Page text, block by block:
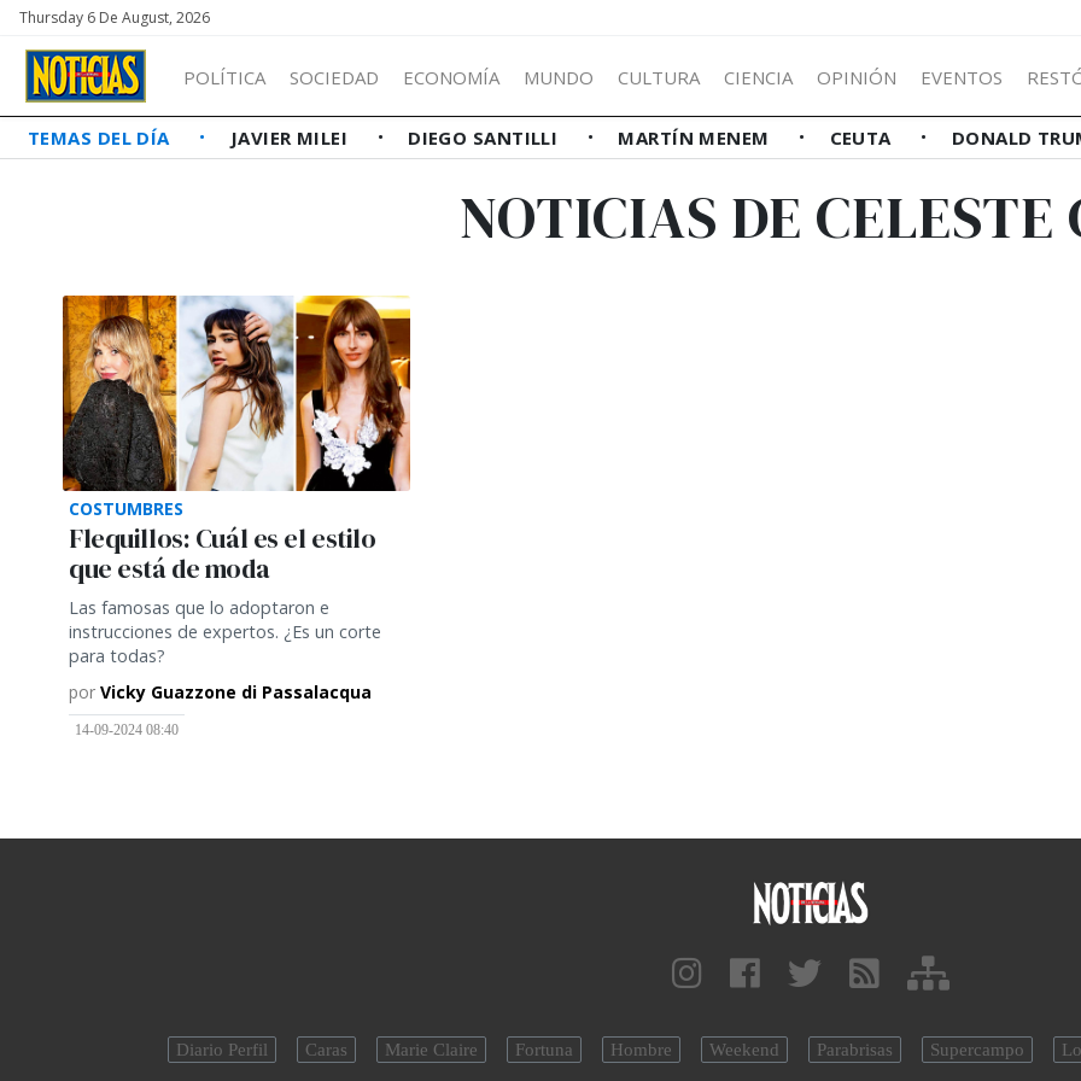
Thursday 6 De August, 2026
POLÍTICA SOCIEDAD ECONOMÍA MUNDO CULTURA CIENCIA OPINIÓN EVENTOS
TEMAS DEL DÍA JAVIER MILEI DIEGO SANTILLI MARTÍN MENEM CEUTA DONALD
NOTICIAS DE CELESTE
COSTUMBRES
Flequillos: Cuál es el estilo
que está de moda
Las famosas que lo adoptaron e
instrucciones de expertos. ¿Es un corte
para todas?
por Vicky Guazzone di Passalacqua
14-09-2024 08:40
Diario Perfil Caras Marie Claire Fortuna Hombre Weekend Parabrisas Supercampo